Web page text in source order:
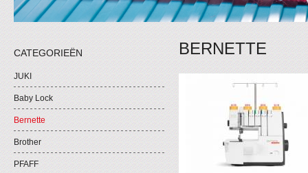
CATEGORIEËN
JUKI
Baby Lock
Bernette
Brother
PFAFF
BERNETTE